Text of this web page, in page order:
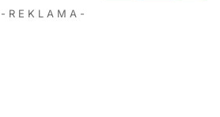
- R E K L A M A -